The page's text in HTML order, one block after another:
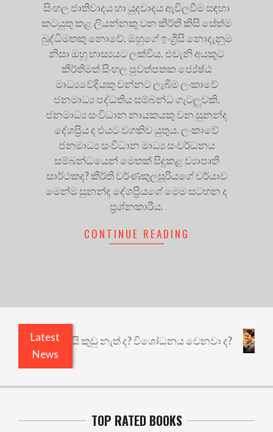
සිංහල ජාතිවාදය හා යුදවාදය ඇවිලවීම සඳහා
කටයුතු කළ ලියන්නකු වන කීර්ති කිසි සේත්ම
බුද්ධිමතකු නොවේ. ඔහුගේ ඉංග්‍රීසි නොදැනුම
නිසා ඔහු හාස්‍යයට ලක්විය. එවැනි අයකුට
කීර්තිමත් සිංහල පුවත්පතක ජ්‍යේෂ්ඨ
මාධ්‍යවේදියකු වන්නට ලැබීම ලංකාවේ
ජනමාධ්‍ය පද්ධතිය සම්බන්ධ ගැටලුවකි.
ජනමාධ්‍ය සංවිධාන නායකයකු වන සුනන්ද
දේශප්‍රිය ද එයට වගකිව යුතුය. ලංකාවේ
ජනමාධ්‍ය සංවිධාන මාධ්‍ය සංවර්ධනය
සම්බන්ධයෙන් මෙතක් සිදුකළ ව්‍යාපෘති
සාර්ථකද? කීර්ති වර්ණකුලසූරියගේ චර්යාව
මෙන්ම සුනන්ද දේශප්‍රියගේ මෙම සටහන ද
ප්‍රශ්නකාරීය.
CONTINUE READING
Latest
News
ඇතුළෙයි කුඩු නැත් ද? විශෝධනය වෙනවා ද?
TOP RATED BOOKS